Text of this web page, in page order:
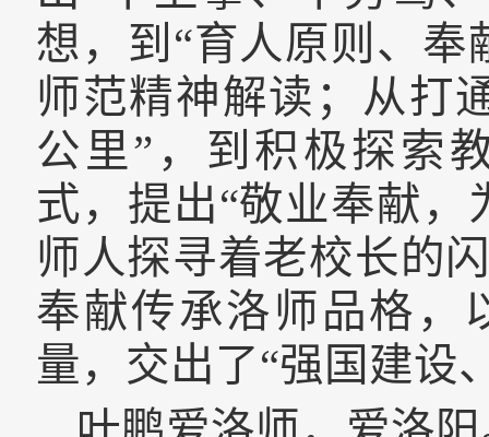
想，到“育人原则、
师范精神解读；从打
公里”，到积极探索
式，提出“敬业奉献
师人探寻着老校长的
奉献传承洛师品格，
量，交出了“强国建设